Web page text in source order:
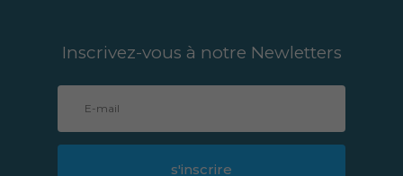
Inscrivez-vous à notre Newletters
s'inscrire